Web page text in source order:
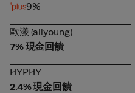
9%
歐漾 (allyoung)
歐漾 (allyoung)
7% 現金回饋
HYPHY
HYPHY
2.4% 現金回饋